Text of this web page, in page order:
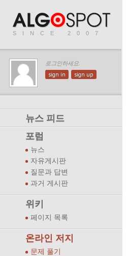
SINCE 2007
로그인하세요.
sign in sign up
뉴스 피드
포럼
뉴스
자유게시판
질문과 답변
과거 게시판
위키
페이지 목록
온라인 저지
문제 풀기